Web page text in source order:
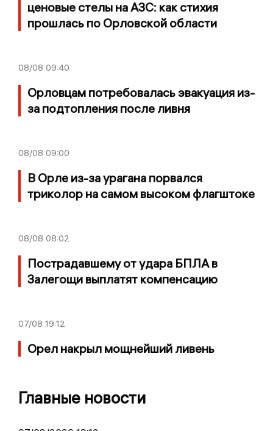
ценовые стелы на АЗС: как стихия
прошлась по Орловской области
08/08 09:40
Орловцам потребовалась эвакуация из-
за подтопления после ливня
08/08 09:00
В Орле из-за урагана порвался
триколор на самом высоком флагштоке
08/08 08:02
Пострадавшему от удара БПЛА в
Залегощи выплатят компенсацию
07/08 19:12
Орел накрыл мощнейший ливень
Главные новости